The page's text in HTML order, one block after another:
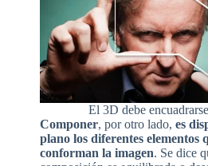
El 3D debe
Componer, por otro lado, es
plano los diferentes elementos
conforman la imagen. Se dice